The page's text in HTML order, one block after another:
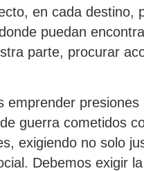
en cada destino,
puedan
parte, procurar
emprender
guerra cometidos
exigiendo no solo
Debemos exigir